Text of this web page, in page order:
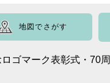
地図でさがす
ゴマーク表彰式・70